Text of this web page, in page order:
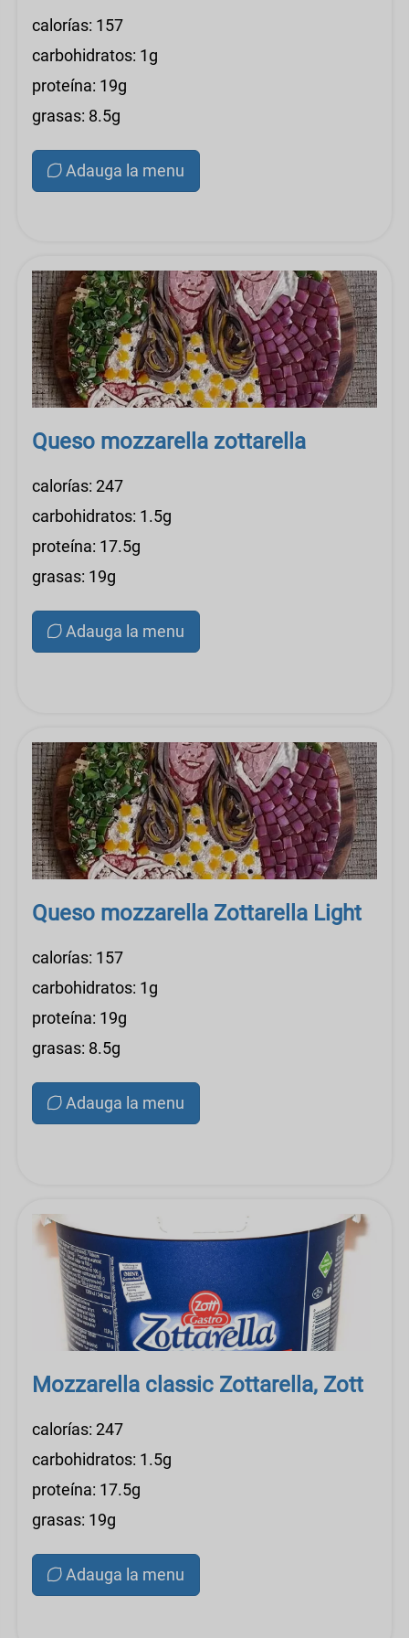
calorías: 157
carbohidratos: 1g
proteína: 19g
grasas: 8.5g
Adauga la menu
Queso mozzarella zottarella
calorías: 247
carbohidratos: 1.5g
proteína: 17.5g
grasas: 19g
Adauga la menu
Queso mozzarella Zottarella Light
calorías: 157
carbohidratos: 1g
proteína: 19g
grasas: 8.5g
Adauga la menu
Mozzarella classic Zottarella, Zott
calorías: 247
carbohidratos: 1.5g
proteína: 17.5g
grasas: 19g
Adauga la menu